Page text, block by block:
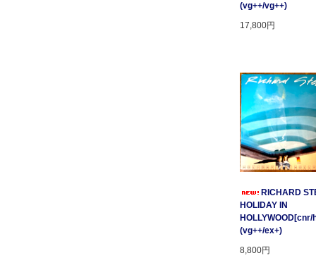
(vg++/vg++)
17,800円
RICHARD
HOLIDAY IN
(vg++/ex+)
8,800円